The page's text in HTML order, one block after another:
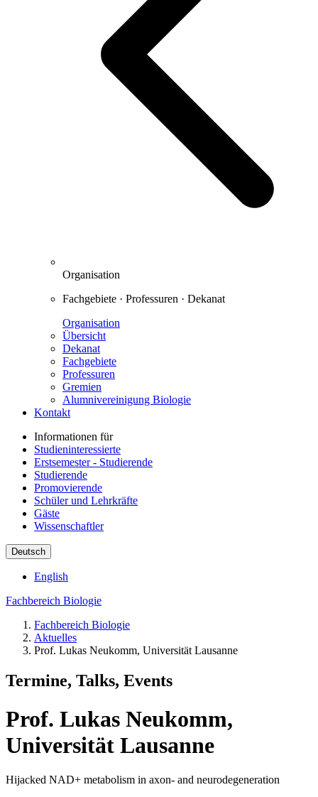
Organisation
Fachgebiete · Professuren · Dekanat
Organisation
Übersicht
Dekanat
Fachgebiete
Professuren
Gremien
Alumnivereinigung Biologie
Kontakt
Informationen für
Studieninteressierte
Erstsemester - Studierende
Studierende
Promovierende
Schüler und Lehrkräfte
Gäste
Wissenschaftler
Deutsch
English
Fachbereich Biologie
Fachbereich Biologie
Aktuelles
Prof. Lukas Neukomm, Universität Lausanne
Termine, Talks, Events
Prof. Lukas Neukomm,
Universität Lausanne
Hijacked NAD+ metabolism in axon- and neurodegeneration